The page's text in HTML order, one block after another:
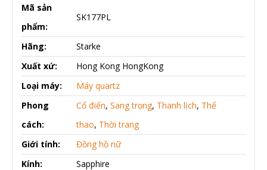
Mã sản
phẩm:
SK177PL
Hãng:
Starke
Xuất xứ:
Hong Kong HongKong
Loại máy:
Máy quartz
Phong
cách:
Cổ điển, Sang trọng, Thanh lịch, Thể
thao, Thời trang
Giới tính:
Đồng hồ nữ
Kính:
Sapphire